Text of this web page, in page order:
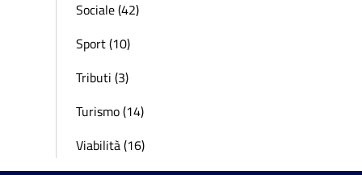
Sociale (42)
Sport (10)
Tributi (3)
Turismo (14)
Viabilità (16)